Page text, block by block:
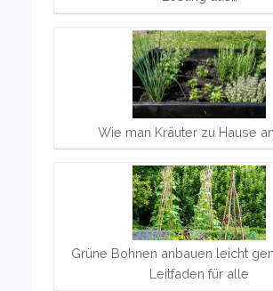
Wie man Kräuter zu Hause
Grüne Bohnen anbauen leicht
Leitfaden für alle